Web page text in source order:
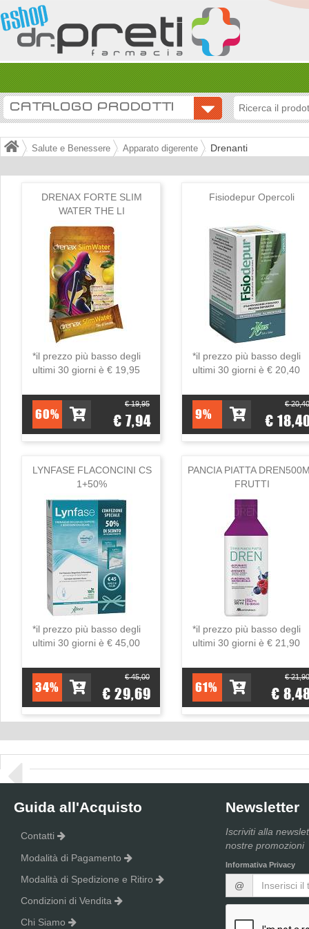
CATALOGO PRODOTTI
Salute e Benessere Apparato digerente Drenanti
DRENAX FORTE SLIM
WATER THE LI
*il prezzo più basso degli
ultimi 30 giorni è € 19,95
60%
€ 19,95
€ 7,94
Fisiodepur Opercoli
*il prezzo più basso degli
ultimi 30 giorni è € 20,40
9%
€ 20,40
€
LYNFASE FLACONCINI CS
1+50%
*il prezzo più basso degli
ultimi 30 giorni è € 45,00
34%
€ 45,00
€ 29,69
PANCIA PIATTA
FRUTTI
*il prezzo più basso degli
ultimi 30 giorni è € 21,90
61%
€ 21,90
€
Guida all'Acquisto
Contatti
Modalità di Pagamento
Modalità di Spedizione e Ritiro
Condizioni di Vendita
Chi Siamo
Newsletter
Iscriviti alla
nostre promozioni
Informativa Privacy
@